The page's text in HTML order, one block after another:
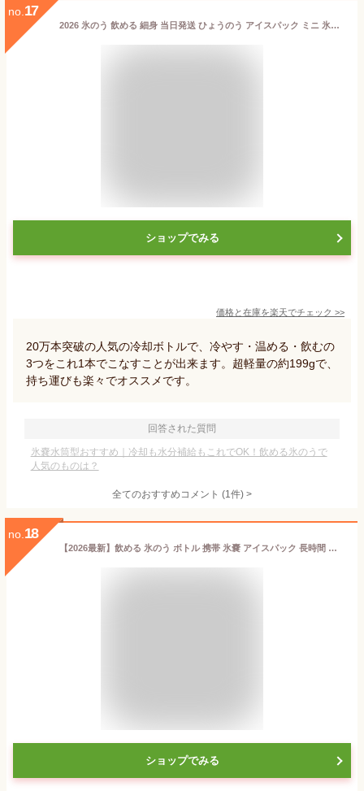
no. 17
2026 氷のう 飲める 細身 当日発送 ひょうのう アイスパック ミニ 氷嚢 水筒型 持ち運び ボトル アイシング アイスクール ネック リング ネッククーラー アイスネックリング 冷却グッズ クールネック ひんやり ネック リング キッズ 女性用 男性用 子供用 首 冷却 通学 通勤
ショップでみる
価格と在庫を楽天でチェック >>
20万本突破の人気の冷却ボトルで、冷やす・温める・飲むの
3つをこれ1本でこなすことが出来ます。超軽量の約199gで、
持ち運びも楽々でオススメです。
回答された質問
氷嚢水筒型おすすめ｜冷却も水分補給もこれでOK！飲める氷のうで
人気のものは？
全てのおすすめコメント (1件) >
no. 18
【2026最新】飲める 氷のう ボトル 携帯 氷嚢 アイスパック 長時間 魔法瓶構造 保冷 保温 湯たんぽ 熱中症対策 アウトドア 真空断熱 結露しない 水筒型 クール 首 冷却 パック アイシング ネッククーラー ゴルフ サッカー スポーツ 持ち運び 冷却グッズ 水筒 ひょうのう
ショップでみる